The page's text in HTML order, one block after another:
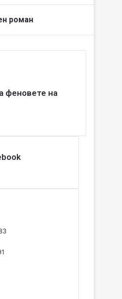
роман
феновете на